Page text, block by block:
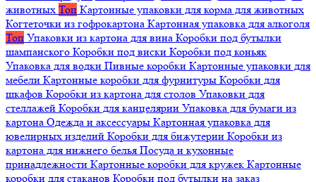
животных Топ Картонные упаковки для корма для животных
Когтеточки из гофрокартона Картонная упаковка для алкоголя
Топ Упаковки из картона для вина Коробки под бутылки
шампанского Коробки под виски Коробки под коньяк
Упаковка для водки Пивные коробки Картонные упаковки для
мебели Картонные коробки для фурнитуры Коробки для
шкафов Коробки из картона для столов Упаковки для
стеллажей Коробки для канцелярии Упаковка для бумаги из
картона Одежда и аксессуары Картонная упаковка для
ювелирных изделий Коробки для бижутерии Коробки из
картона для нижнего белья Посуда и кухонные
принадлежности Картонные коробки для кружек Картонные
коробки для стаканов Коробки под бутылки на заказ